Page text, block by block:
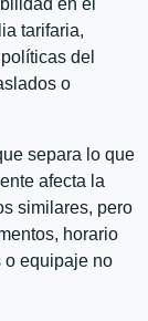
tarifaria,
del
o
separa lo que
afecta la
similares, pero
horario
o equipaje no